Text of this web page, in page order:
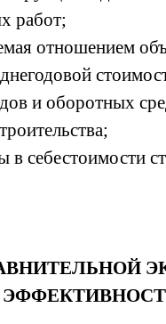
работ;
отношением
и оборотных
в себестоимости